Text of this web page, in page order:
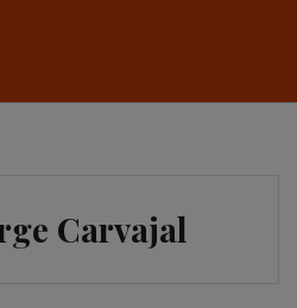
Carvajal